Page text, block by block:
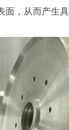
，从而产生具